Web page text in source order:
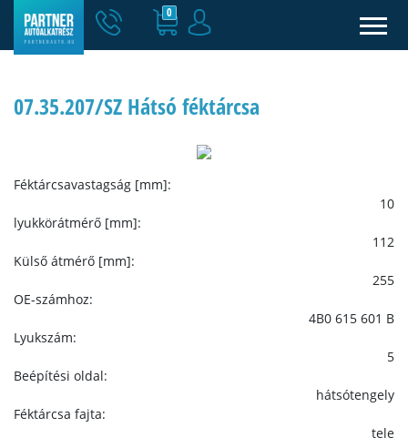
0
07.35.207/SZ Hátsó féktárcsa
Féktárcsavastagság [mm]:
10
lyukkörátmérő [mm]:
112
Külső átmérő [mm]:
255
OE-számhoz:
4B0 615 601 B
Lyukszám:
5
Beépítési oldal:
hátsótengely
Féktárcsa fajta:
tele